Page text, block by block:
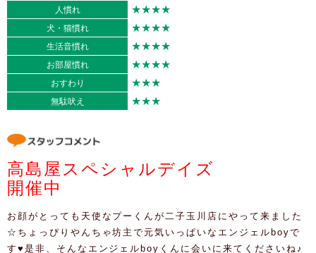
人慣れ ★★★★
犬・猫慣れ ★★★★
生活音慣れ ★★★★
お部屋慣れ ★★★★
おすわり ★★★
無駄吠え ★★★
高島屋スペシャルデイズ
開催中
お顔がとっても天使なプーくんが二子玉川店にやって来ました
☆ちょっぴりやんちゃ坊主で元気いっぱいなエンジェルboyで
す♥是非、そんなエンジェルboyくんに会いに来てくださいね♪